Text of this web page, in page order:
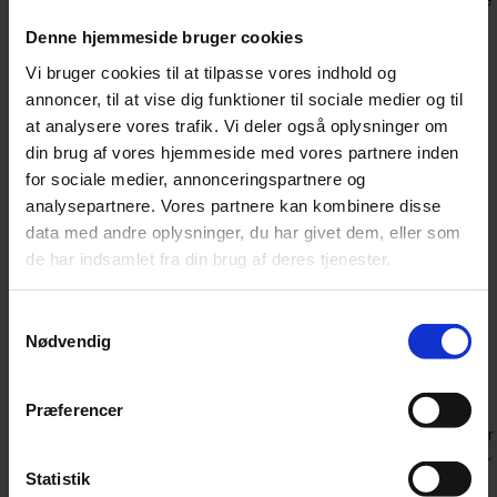
Denne hjemmeside bruger cookies
Vi bruger cookies til at tilpasse vores indhold og
annoncer, til at vise dig funktioner til sociale medier og til
at analysere vores trafik. Vi deler også oplysninger om
din brug af vores hjemmeside med vores partnere inden
for sociale medier, annonceringspartnere og
analysepartnere. Vores partnere kan kombinere disse
data med andre oplysninger, du har givet dem, eller som
de har indsamlet fra din brug af deres tjenester.
Nødvendig
Præferencer
Statistik
har vi en række andre muligheder for støtte, som kan
iværksættes såfremt skolen vurderer dette nødvendigt. Det
kan fx være
Tildeling af en studiementor.En studiementor er en
studerende, der tilknyttes som mentor med det formål at
kompensere for elevens generelle overbliks- og
strukturvanskeligheder.
Overblik og struktur ved større skriftlige opgaver.
Kortere forløb med egen lærer, med
Det er centralt for afviklingen af støttetimer, at disse fokuserer
på at kompensere elevens diagnosespecifikke vanskeligheder
i uddannelsessammenhæng. Studiestøtte er således ikke til